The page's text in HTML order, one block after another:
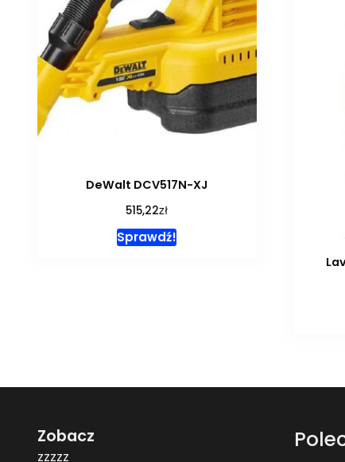
DeWalt DCV517N-XJ
515,22zł
Sprawdź!
Zobacz
zzzzz